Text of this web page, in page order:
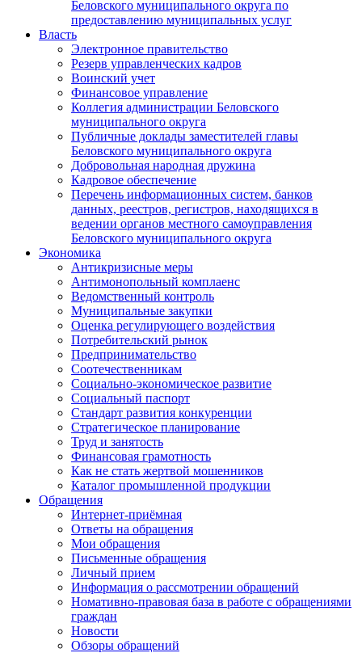
Беловского муниципального округа по
предоставлению муниципальных услуг
Власть
Электронное правительство
Резерв управленческих кадров
Воинский учет
Финансовое управление
Коллегия администрации Беловского
муниципального округа
Публичные доклады заместителей главы
Беловского муниципального округа
Добровольная народная дружина
Кадровое обеспечение
Перечень информационных систем, банков
данных, реестров, регистров, находящихся в
ведении органов местного самоуправления
Беловского муниципального округа
Экономика
Антикризисные меры
Антимонопольный комплаенс
Ведомственный контроль
Муниципальные закупки
Оценка регулирующего воздействия
Потребительский рынок
Предпринимательство
Соотечественникам
Социально-экономическое развитие
Социальный паспорт
Стандарт развития конкуренции
Стратегическое планирование
Труд и занятость
Финансовая грамотность
Как не стать жертвой мошенников
Каталог промышленной продукции
Обращения
Интернет-приёмная
Ответы на обращения
Мои обращения
Письменные обращения
Личный прием
Информация о рассмотрении обращений
Номативно-правовая база в работе с обращениями
граждан
Новости
Обзоры обращений